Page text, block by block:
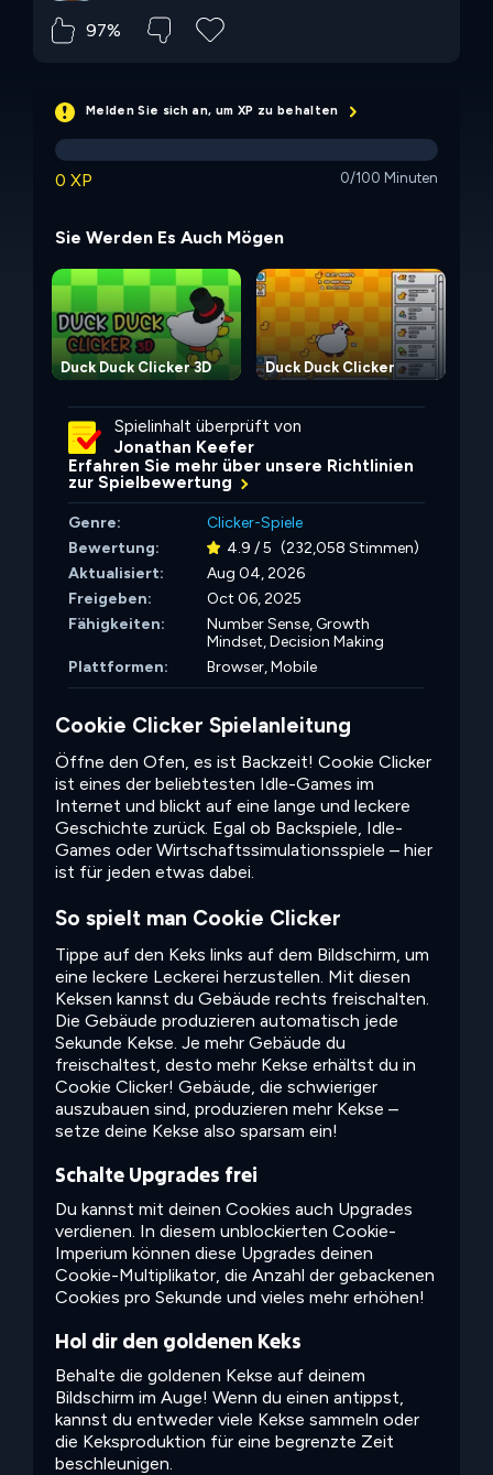
97%
Melden Sie sich an, um XP zu behalten
0 XP 0/100 Minuten
Sie Werden Es Auch Mögen
Duck Duck Clicker 3D Duck Duck Clicker
Spielinhalt überprüft von
Jonathan Keefer
Erfahren Sie mehr über unsere Richtlinien
zur Spielbewertung
Genre:
Clicker-Spiele
Bewertung:
4.9 / 5 (232,058 Stimmen)
Aktualisiert:
Aug 04, 2026
Freigeben:
Oct 06, 2025
Fähigkeiten:
Number Sense,Growth
Mindset,Decision Making
Plattformen:
Browser, Mobile
Cookie Clicker Spielanleitung
Öffne den Ofen, es ist Backzeit! Cookie Clicker
ist eines der beliebtesten Idle-Games im
Internet und blickt auf eine lange und leckere
Geschichte zurück. Egal ob Backspiele, Idle-
Games oder Wirtschaftssimulationsspiele – hier
ist für jeden etwas dabei.
So spielt man Cookie Clicker
Tippe auf den Keks links auf dem Bildschirm, um
eine leckere Leckerei herzustellen. Mit diesen
Keksen kannst du Gebäude rechts freischalten.
Die Gebäude produzieren automatisch jede
Sekunde Kekse. Je mehr Gebäude du
freischaltest, desto mehr Kekse erhältst du in
Cookie Clicker! Gebäude, die schwieriger
auszubauen sind, produzieren mehr Kekse –
setze deine Kekse also sparsam ein!
Schalte Upgrades frei
Du kannst mit deinen Cookies auch Upgrades
verdienen. In diesem unblockierten Cookie-
Imperium können diese Upgrades deinen
Cookie-Multiplikator, die Anzahl der gebackenen
Cookies pro Sekunde und vieles mehr erhöhen!
Hol dir den goldenen Keks
Behalte die goldenen Kekse auf deinem
Bildschirm im Auge! Wenn du einen antippst,
kannst du entweder viele Kekse sammeln oder
die Keksproduktion für eine begrenzte Zeit
beschleunigen.